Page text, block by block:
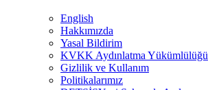
English
Hakkımızda
Yasal Bildirim
KVKK Aydınlatma Yükümlülüğü
Gizlilik ve Kullanım
Politikalarımız